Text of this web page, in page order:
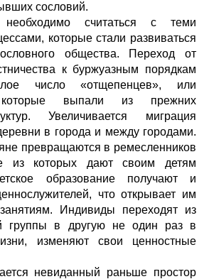
сословий.
считаться с теми
которые стали развиваться
общества. Переход от
к буржуазным порядкам
число «отщепенцев», или
которые выпали из прежних
Увеличивается миграция
в города и между городами.
превращаются в ремесленников
из которых дают своим детям
образование получают и
что открывает им
Индивиды переходят из
группы в другую не один раз в
изменяют свои ценностные
невиданный раньше простор